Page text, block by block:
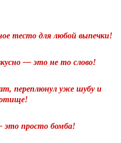
тесто для любой выпечки!
— это не то слово!
переплюнул уже шубу и
это просто бомба!